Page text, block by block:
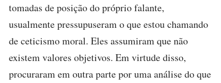
tomadas de posição do próprio falante,
usualmente pressupuseram o que estou chamando
de ceticismo moral. Eles assumiram que não
existem valores objetivos. Em virtude disso,
procuraram em outra parte por uma análise do que